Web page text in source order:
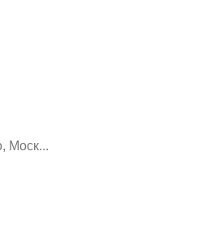
Моск...